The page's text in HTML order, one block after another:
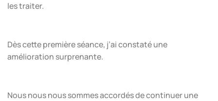
les traiter.
Dès cette première séance, j’ai constaté une
amélioration surprenante.
Nous nous nous sommes accordés de continuer une